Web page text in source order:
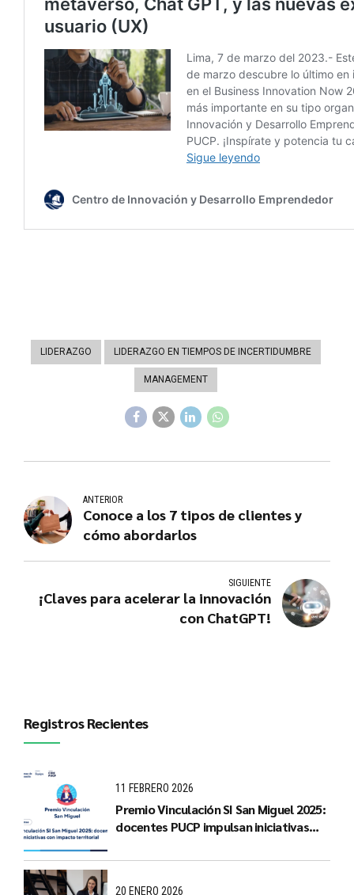
LIDERAZGO LIDERAZGO EN TIEMPOS DE INCERTIDUMBRE
MANAGEMENT
ANTERIOR
Conoce a los 7 tipos de clientes y
cómo abordarlos
SIGUIENTE
¡Claves para acelerar la innovación
con ChatGPT!
Registros Recientes
11 FEBRERO 2026
Premio Vinculación SI San Miguel 2025:
docentes PUCP impulsan iniciativas
20 ENERO 2026